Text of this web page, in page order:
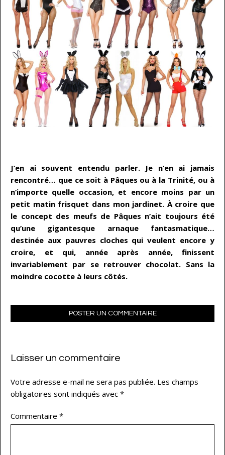
J’en ai souvent entendu parler. Je n’en ai jamais
rencontré… que ce soit à Pâques ou à la Trinité, ou à
n’importe quelle occasion, et encore moins par un
petit matin frisquet dans mon jardinet. À croire que
le concept des meufs de Pâques n’ait toujours été
qu’une gigantesque arnaque fantasmatique…
destinée aux pauvres cloches qui veulent encore y
croire, et qui, année après année, finissent
invariablement par se retrouver chocolat. Sans la
moindre cocotte à leurs côtés.
POSTER UN COMMENTAIRE
Laisser un commentaire
Votre adresse e-mail ne sera pas publiée. Les champs
obligatoires sont indiqués avec *
Commentaire *